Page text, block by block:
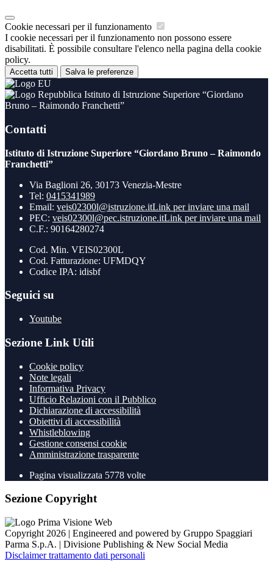
Cookie necessari per il funzionamento
I cookie necessari per il funzionamento non possono essere
disabilitati. È possibile consultare l'elenco nella pagina della cookie
policy.
Accetta tutti Salva le preferenze
Istituto di Istruzione Superiore “Giordano
Bruno – Raimondo Franchetti”
Contatti
Istituto di Istruzione Superiore “Giordano Bruno – Raimondo
Franchetti”
Via Baglioni 26, 30173 Venezia-Mestre
Tel: 0415341989
Email: veis02300l@istruzione.itLink per inviare una mail
PEC: veis02300l@pec.istruzione.itLink per inviare una mail
C.F.: 90164280274
Cod. Min. VEIS02300L
Cod. Fatturazione: UFMDQY
Codice IPA: idisbf
Seguici su
Youtube
Sezione Link Utili
Cookie policy
Note legali
Informativa Privacy
Ufficio Relazioni con il Pubblico
Dichiarazione di accessibilità
Obiettivi di accessibilità
Whistleblowing
Gestione consensi cookie
Amministrazione trasparente
Pagina visualizzata 5778 volte
Sezione Copyright
Copyright 2026 | Engineered and powered by Gruppo Spaggiari
Parma S.p.A. | Divisione Publishing & New Social Media
Disclaimer trattamento dati personali